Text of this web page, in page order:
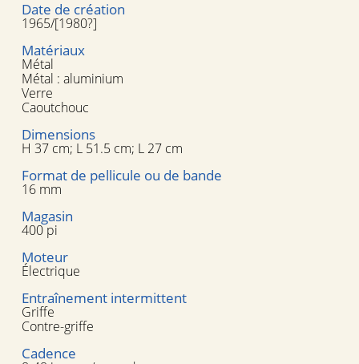
Date de création
1965/[1980?]
Matériaux
Métal
Métal : aluminium
Verre
Caoutchouc
Dimensions
H 37 cm; L 51.5 cm; L 27 cm
Format de pellicule ou de bande
16 mm
Magasin
400 pi
Moteur
Électrique
Entraînement intermittent
Griffe
Contre-griffe
Cadence